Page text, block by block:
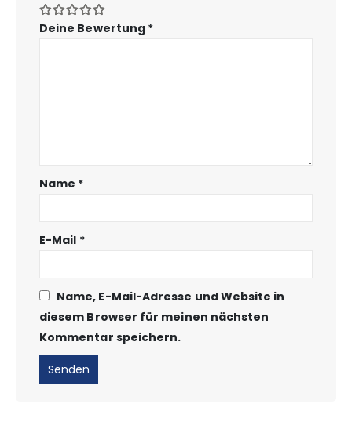
Deine Bewertung *
Name *
E-Mail *
Name, E-Mail-Adresse und Website in
diesem Browser für meinen nächsten
Kommentar speichern.